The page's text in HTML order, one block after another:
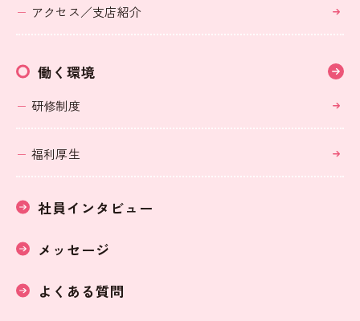
アクセス／支店紹介
働く環境
研修制度
福利厚生
社員インタビュー
メッセージ
よくある質問